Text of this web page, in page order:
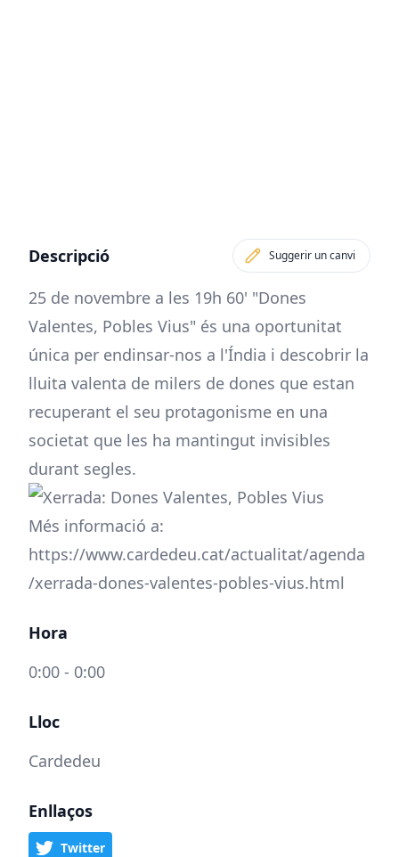
Descripció Suggerir un canvi
25 de novembre a les 19h 60' "Dones
Valentes, Pobles Vius" és una oportunitat
única per endinsar-nos a l'Índia i descobrir la
lluita valenta de milers de dones que estan
recuperant el seu protagonisme en una
societat que les ha mantingut invisibles
durant segles.
Més informació a:
https://www.cardedeu.cat/actualitat/agenda
/xerrada-dones-valentes-pobles-vius.html
Hora
0:00 - 0:00
Lloc
Cardedeu
Enllaços
Twitter